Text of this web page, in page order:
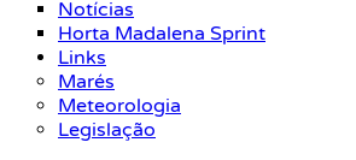
Notícias
Horta Madalena Sprint
Links
Marés
Meteorologia
Legislação